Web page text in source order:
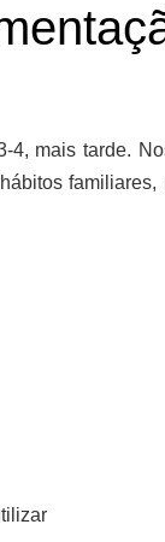
mais tarde.
familiares,